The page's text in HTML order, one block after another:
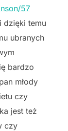
57
dzięki temu
ubranych
bardzo
młody
czy
jest też
czy